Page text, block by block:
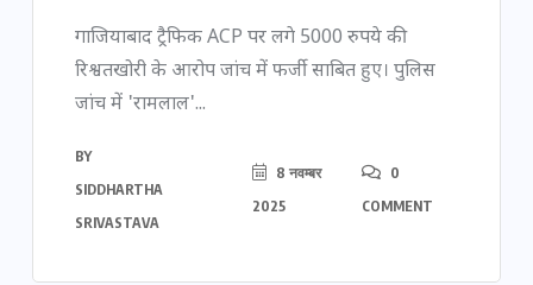
गाजियाबाद ट्रैफिक ACP पर लगे 5000 रुपये की
रिश्वतखोरी के आरोप जांच में फर्जी साबित हुए। पुलिस
जांच में 'रामलाल'...
BY
SIDDHARTHA
SRIVASTAVA
8 नवम्बर
2025
0
COMMENT